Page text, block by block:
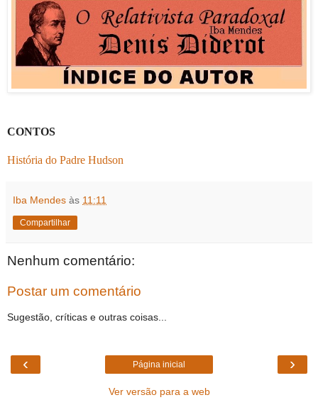
CONTOS
História do Padre Hudson
Iba Mendes às 11:11
Compartilhar
Nenhum comentário:
Postar um comentário
Sugestão, críticas e outras coisas...
‹ ›
Página inicial
Ver versão para a web